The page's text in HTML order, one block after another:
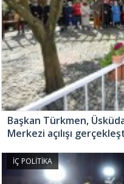
Başkan Türkmen,
Merkezi açılışı
İÇ POLİTİKA